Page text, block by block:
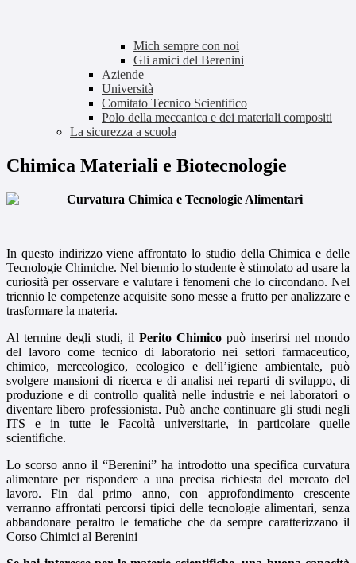
Mich sempre con noi
Gli amici del Berenini
Aziende
Università
Comitato Tecnico Scientifico
Polo della meccanica e dei materiali compositi
La sicurezza a scuola
Chimica Materiali e Biotecnologie
Curvatura Chimica e Tecnologie Alimentari
In questo indirizzo viene affrontato lo studio della Chimica e delle
Tecnologie Chimiche. Nel biennio lo studente è stimolato ad usare la
curiosità per osservare e valutare i fenomeni che lo circondano. Nel
triennio le competenze acquisite sono messe a frutto per analizzare e
trasformare la materia.
Al termine degli studi, il Perito Chimico può inserirsi nel mondo
del lavoro come tecnico di laboratorio nei settori farmaceutico,
chimico, merceologico, ecologico e dell’igiene ambientale, può
svolgere mansioni di ricerca e di analisi nei reparti di sviluppo, di
produzione e di controllo qualità nelle industrie e nei laboratori o
diventare libero professionista. Può anche continuare gli studi negli
ITS e in tutte le Facoltà universitarie, in particolare quelle
scientifiche.
Lo scorso anno il “Berenini” ha introdotto una specifica curvatura
alimentare per rispondere a una precisa richiesta del mercato del
lavoro. Fin dal primo anno, con approfondimento crescente
verranno affrontati percorsi tipici delle tecnologie alimentari, senza
abbandonare peraltro le tematiche che da sempre caratterizzano il
Corso Chimici al Berenini